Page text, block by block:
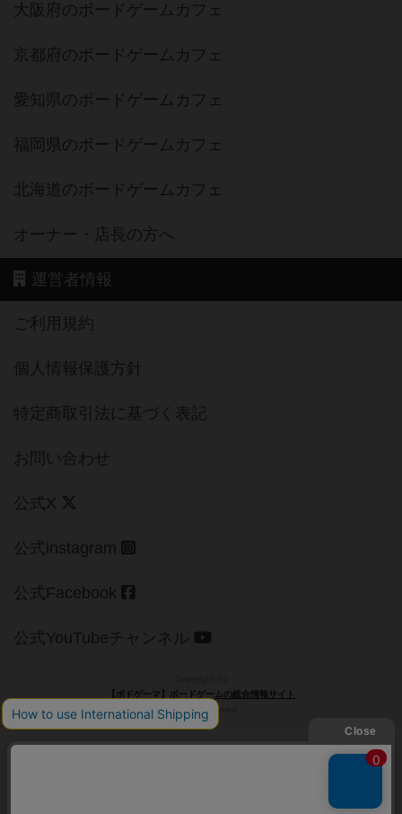
大阪府のボードゲームカフェ
京都府のボードゲームカフェ
愛知県のボードゲームカフェ
福岡県のボードゲームカフェ
北海道のボードゲームカフェ
オーナー・店長の方へ
運営者情報
ご利用規約
個人情報保護方針
特定商取引法に基づく表記
お問い合わせ
公式X
公式instagram
公式Facebook
公式YouTubeチャンネル
【ボドゲーマ】ボードゲームの総合情報サイト
All rights reserved.